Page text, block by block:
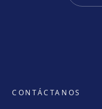
CONTÁCTANOS